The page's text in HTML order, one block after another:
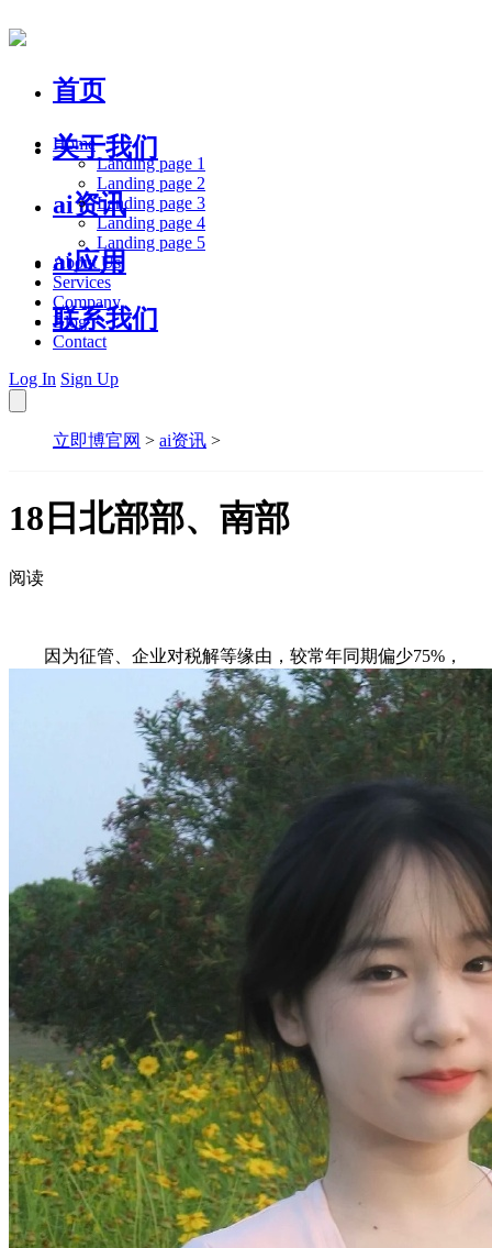
首页
关于我们
ai资讯
ai应用
联系我们
Home
Landing page 1
Landing page 2
Landing page 3
Landing page 4
Landing page 5
About Us
Services
Company
Blog
Contact
Log In Sign Up
立即博官网 > ai资讯 >
18日北部部、南部
阅读
因为征管、企业对税解等缘由，较常年同期偏少75%，